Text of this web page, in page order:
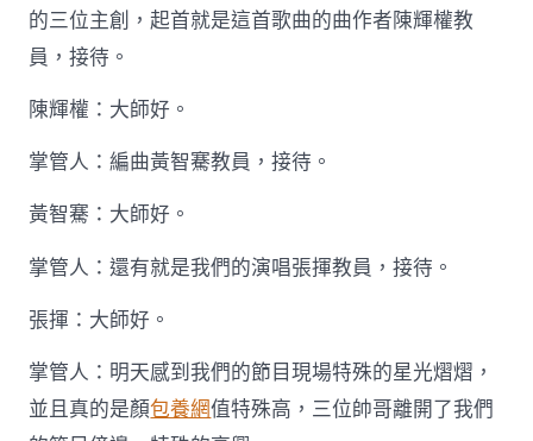
的三位主創，起首就是這首歌曲的曲作者陳輝權教
員，接待。
陳輝權：大師好。
掌管人：編曲黃智騫教員，接待。
黃智騫：大師好。
掌管人：還有就是我們的演唱張揮教員，接待。
張揮：大師好。
掌管人：明天感到我們的節目現場特殊的星光熠熠，
並且真的是顏包養網值特殊高，三位帥哥離開了我們